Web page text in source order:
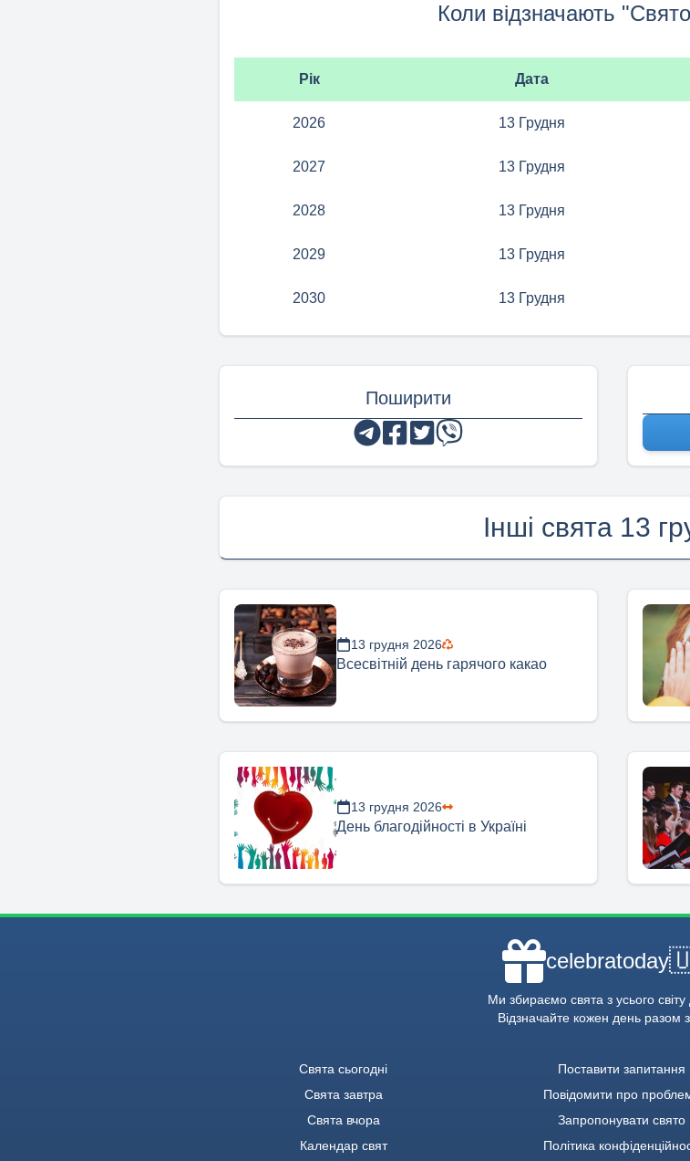
Коли відзначають
Рік Дата
2026 13 Грудня
2027 13 Грудня
2028 13 Грудня
2029 13 Грудня
2030 13 Грудня
Поширити
Інші свята 13
13 грудня 2026
Всесвітній день гарячого какао
13 грудня 2026
День благодійності в Україні
celebratoday
Ми збираємо свята з усього
Відзначайте кожен день разом
Свята сьогодні
Свята завтра
Свята вчора
Календар свят
Поставити запитання
Повідомити про
Запропонувати свято
Політика